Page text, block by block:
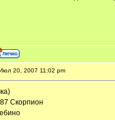
20, 2007 11:02 pm
Скорпион